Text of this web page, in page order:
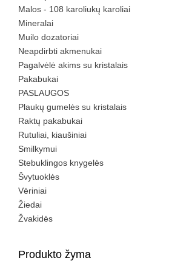
Malos - 108 karoliukų karoliai
Mineralai
Muilo dozatoriai
Neapdirbti akmenukai
Pagalvėlė akims su kristalais
Pakabukai
PASLAUGOS
Plaukų gumelės su kristalais
Raktų pakabukai
Rutuliai, kiaušiniai
Smilkymui
Stebuklingos knygelės
Švytuoklės
Vėriniai
Žiedai
Žvakidės
Produkto žyma